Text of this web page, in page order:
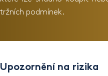
tržních podmínek.
Upozornění na rizika